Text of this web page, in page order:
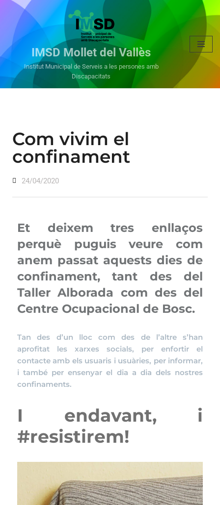
Vés
al
contingutIMSD Mollet del Vallès
Institut Municipal de Serveis a les persones amb
Discapacitats
Com vivim el
confinament
24/04/2020
Et deixem tres enllaços
perquè puguis veure com
anem passat aquests dies de
confinament, tant des del
Taller Alborada com des del
Centre Ocupacional de Bosc.
Tan des d’un lloc com des de l’altre s’han
aprofitat les xarxes socials, per enfortir el
contacte amb els usuaris i usuàries, per informar,
i també per ensenyar el dia a dia dels nostres
confinaments.
I endavant, i
#resistirem!